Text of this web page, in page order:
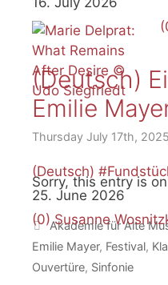
(Deutsch)
Emilie
Thursday July 17th, 2025
Sorry, this entry is
Tags
Akademie für Alte
Emilie Mayer, Festival,
Ouvertüre, Sinfonie
(Deutsch)
25. June 2026
(0) Susanne